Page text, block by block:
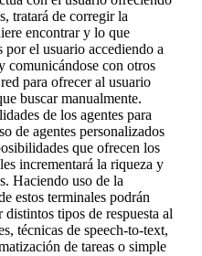
tratará de corregir la
encontrar y lo que
por el usuario accediendo a
comunicándose con otros
para ofrecer al usuario
buscar manualmente.
de los agentes para
de agentes personalizados
que ofrecen los
incrementará la riqueza y
Haciendo uso de la
estos terminales podrán
distintos tipos de respuesta al
técnicas de speech-to-text,
de tareas o simple